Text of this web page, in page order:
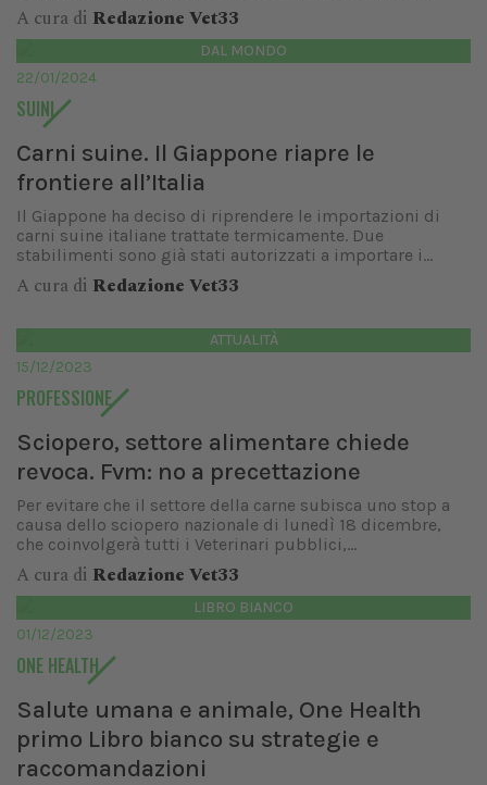
A cura di Redazione Vet33
DAL MONDO
22/01/2024
SUINI
Carni suine. Il Giappone riapre le
frontiere all’Italia
Il Giappone ha deciso di riprendere le importazioni di
carni suine italiane trattate termicamente. Due
stabilimenti sono già stati autorizzati a importare i...
A cura di Redazione Vet33
ATTUALITÀ
15/12/2023
PROFESSIONE
Sciopero, settore alimentare chiede
revoca. Fvm: no a precettazione
Per evitare che il settore della carne subisca uno stop a
causa dello sciopero nazionale di lunedì 18 dicembre,
che coinvolgerà tutti i Veterinari pubblici,...
A cura di Redazione Vet33
LIBRO BIANCO
01/12/2023
ONE HEALTH
Salute umana e animale, One Health
primo Libro bianco su strategie e
raccomandazioni